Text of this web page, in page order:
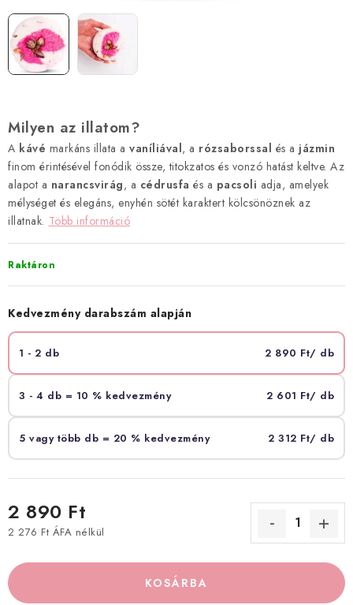
Milyen az illatom?
A kávé markáns illata a vaníliával, a rózsaborssal és a jázmin
finom érintésével fonódik össze, titokzatos és vonzó hatást keltve. Az
alapot a narancsvirág, a cédrusfa és a pacsoli adja, amelyek
mélységet és elegáns, enyhén sötét karaktert kölcsönöznek az
illatnak. Több információ
Raktáron
Kedvezmény darabszám alapján
1 - 2 db 2 890 Ft/ db
3 - 4 db = 10 % kedvezmény 2 601 Ft/ db
5 vagy több db = 20 % kedvezmény 2 312 Ft/ db
2 890 Ft
2 276 Ft ÁFA nélkül
KOSÁRBA